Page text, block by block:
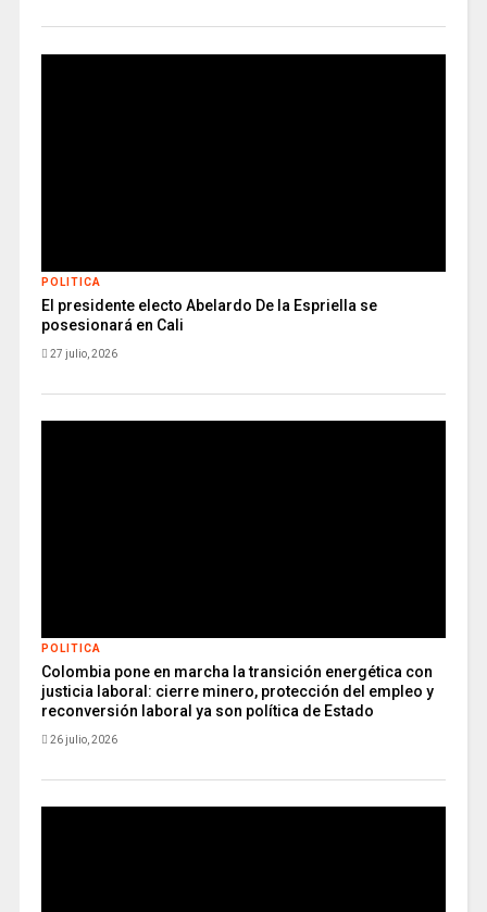
POLITICA
El presidente electo Abelardo De la Espriella se
posesionará en Cali
27 julio, 2026
POLITICA
Colombia pone en marcha la transición energética con
justicia laboral: cierre minero, protección del empleo y
reconversión laboral ya son política de Estado
26 julio, 2026